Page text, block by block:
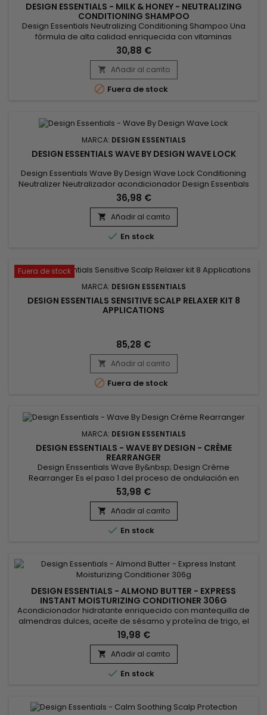
DESIGN ESSENTIALS - MILK & HONEY - NEUTRALIZING
CONDITIONING SHAMPOO
Design Essentials Neutralizing Conditioning Shampoo Una
fórmula de alta calidad enriquecida con vitaminas
intensamente hidratantes y un complejo proteico.&nbsp; El
champú neutralizante Design Essentials está diseñado para
neutralizar y revitalizar el cabello después del alisado. El
champú elimina todo rastro de residuos químicos. Un
indicador rosa indica...
30,88 €
 Añadir al carrito
 Fuera de stock
MARCA: DESIGN ESSENTIALS
DESIGN ESSENTIALS WAVE BY DESIGN WAVE LOCK
Design Essentials Wave By Design Wave Lock Conditioning
Neutralizer Neutralizador acondicionador Design Essentials
Wave By Design Wave Lock Wave Lock Neutralizer es una
fórmula avanzada que funciona eficazmente en 3 a 5
minutos. Esta fórmula que no daña el cabello está diseñada
para lograr ondas personalizadas. Contiene una mezcla
revitalizante que...
36,98 €
 Añadir al carrito
 En stock
Fuera de stock
MARCA: DESIGN ESSENTIALS
DESIGN ESSENTIALS SENSITIVE SCALP RELAXER KIT 8
APPLICATIONS
85,28 €
 Añadir al carrito
 Fuera de stock
MARCA: DESIGN ESSENTIALS
DESIGN ESSENTIALS - WAVE BY DESIGN - CRÈME
REARRANGER
Design Enssentials Wave By&nbsp; Design Crème
Rearranger Es el paso 1 del proceso de ondulación en
cabello afro. Wave By Design Crème Rearranger es un
alisador multiusos.&nbsp; Alisa suavemente los rizos
naturales del cabello. Enriquecida con humectantes para
dejar el cabello bien acondicionado, la fórmula de
concentración única (máxima) es adecuada...
53,98 €
 Añadir al carrito
 En stock
DESIGN ESSENTIALS - ALMOND BUTTER - EXPRESS
INSTANT MOISTURIZING CONDITIONER 306G
Acondicionador hidratante enriquecido con mantequilla de
almendras dulces, aceite de sésamo y proteína de trigo, el
acondicionador instantáneo Design Essentials con
mantequilla de almendras dulces proporciona hidratación
instantánea al cabello, desenreda y sella las
cutículas.&nbsp; Mejora la manejabilidad al tiempo que
añade cuerpo y brillo.&nbsp; ¡El...
19,98 €
 Añadir al carrito
 En stock